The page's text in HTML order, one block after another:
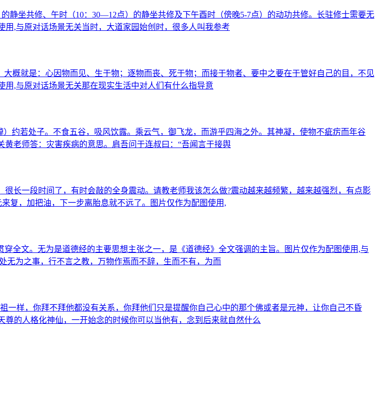
静坐共修、午时（10：30―12点）的静坐共修及下午酉时（傍晚5-7点）的动功共修。长驻修士需要无
,与原对话场景无关当时，大道家园始创时，很多人叫我参考
概就是：心因物而见、生于物；逐物而丧、死于物；而接于物者、要中之要在于管好自己的目，不见
,与原对话场景无关那在现实生活中对人们有什么指导意
约若处子。不食五谷，吸风饮露。乘云气，御飞龙，而游乎四海之外。其神凝，使物不疵疠而年谷
老师答：灾害疾病的意思。肩吾问于连叔曰：“吾闻言于接舆
长一段时间了，有时会敲的全身震动。请教老师我该怎么做?震动越来越频繁，越来越强烈，有点影
复，加把油，下一步离胎息就不远了。图片仅作为配图使用,
全文。无为是道德经的主要思想主张之一，是《道德经》全文强调的主旨。图片仅作为配图使用,与
无为之事，行不言之教，万物作焉而不辞，生而不有，为而
样，你拜不拜他都没有关系，你拜他们只是提醒你自己心中的那个佛或者是元神，让你自己不昏
的人格化神仙，一开始念的时候你可以当他有，念到后来就自然什么